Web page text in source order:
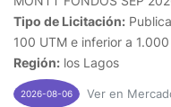
Tipo de Licitación:
100 UTM e inferior a 1.000
Región: los Lagos
2026-08-06 Ver en